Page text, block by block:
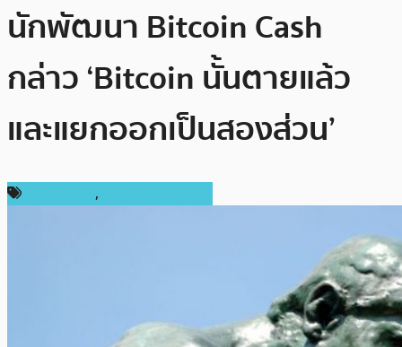
นักพัฒนา Bitcoin Cash
กล่าว ‘Bitcoin นั้นตายแล้ว
และแยกออกเป็นสองส่วน’
,